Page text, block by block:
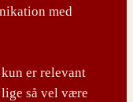
med
er relevant
så vel være